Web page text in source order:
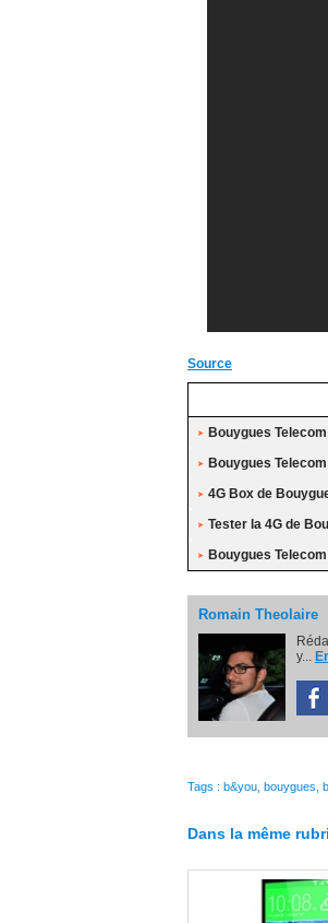
Source
Bouygues
Bouygues
4G Box de
Tester la 4G de
Bouygues
Romain Theolaire
y...
Tags : b&you bouygues
Dans la même